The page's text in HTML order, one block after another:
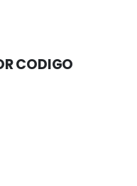
CODIGO